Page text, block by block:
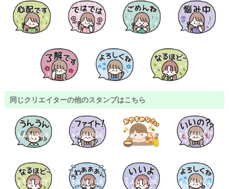
同じクリエイターの他のスタンプはこちら